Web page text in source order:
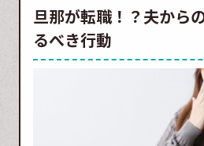
旦那が転職！？夫から
るべき行動